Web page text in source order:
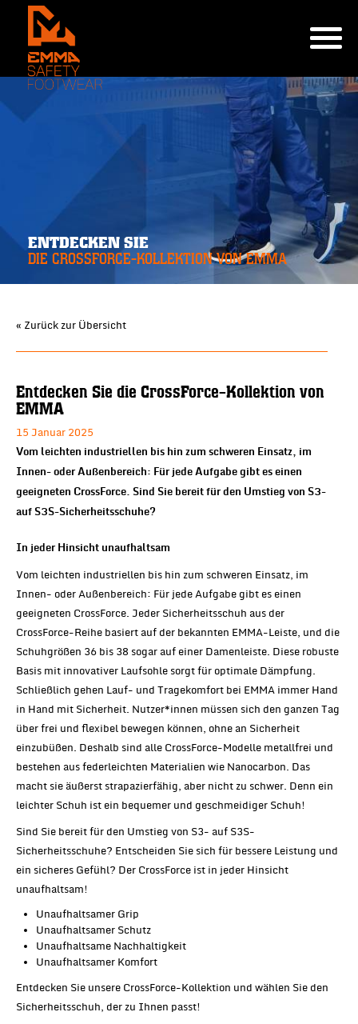
ENTDECKEN SIE
DIE CROSSFORCE-KOLLEKTION VON EMMA
« Zurück zur Übersicht
Entdecken Sie die CrossForce-Kollektion von
EMMA
15 Januar 2025
Vom leichten industriellen bis hin zum schweren Einsatz, im
Innen- oder Außenbereich: Für jede Aufgabe gibt es einen
geeigneten CrossForce. Sind Sie bereit für den Umstieg von S3-
auf S3S-Sicherheitsschuhe?
In jeder Hinsicht unaufhaltsam
Vom leichten industriellen bis hin zum schweren Einsatz, im
Innen- oder Außenbereich: Für jede Aufgabe gibt es einen
geeigneten CrossForce. Jeder Sicherheitsschuh aus der
CrossForce-Reihe basiert auf der bekannten EMMA-Leiste, und die
Schuhgrößen 36 bis 38 sogar auf einer Damenleiste. Diese robuste
Basis mit innovativer Laufsohle sorgt für optimale Dämpfung.
Schließlich gehen Lauf- und Tragekomfort bei EMMA immer Hand
in Hand mit Sicherheit. Nutzer*innen müssen sich den ganzen Tag
über frei und flexibel bewegen können, ohne an Sicherheit
einzubüßen. Deshalb sind alle CrossForce-Modelle metallfrei und
bestehen aus federleichten Materialien wie Nanocarbon. Das
macht sie äußerst strapazierfähig, aber nicht zu schwer. Denn ein
leichter Schuh ist ein bequemer und geschmeidiger Schuh!
Sind Sie bereit für den Umstieg von S3- auf S3S-
Sicherheitsschuhe? Entscheiden Sie sich für bessere Leistung und
ein sicheres Gefühl? Der CrossForce ist in jeder Hinsicht
unaufhaltsam!
Unaufhaltsamer Grip
Unaufhaltsamer Schutz
Unaufhaltsame Nachhaltigkeit
Unaufhaltsamer Komfort
Entdecken Sie unsere CrossForce-Kollektion und wählen Sie den
Sicherheitsschuh, der zu Ihnen passt!